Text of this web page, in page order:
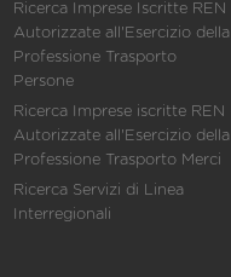
Ricerca Imprese Iscritte REN
Autorizzate all'Esercizio della
Professione Trasporto
Persone
Ricerca Imprese iscritte REN
Autorizzate all'Esercizio della
Professione Trasporto Merci
Ricerca Servizi di Linea
Interregionali